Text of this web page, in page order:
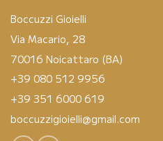
Boccuzzi Gioielli
Via Macario, 28
70016 Noicattaro (BA)
+39 080 512 9956
+39 351 6000 619
boccuzzigioielli@gmail.com